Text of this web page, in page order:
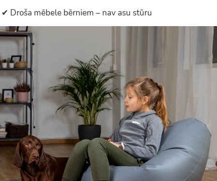
✔ Droša mēbele bērniem – nav asu stūru